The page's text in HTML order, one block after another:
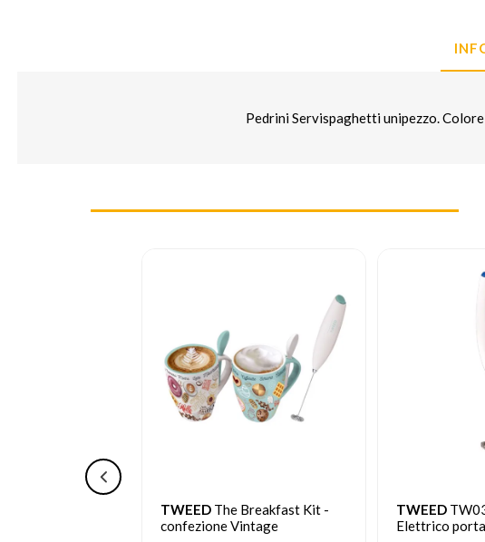
Pedrini Servispaghetti unipezzo.
TWEED The Breakfast Kit -
confezione Vintage
TWEED
Elettrico